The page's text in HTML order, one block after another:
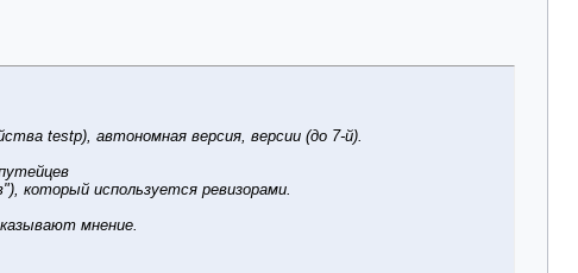
testp), автономная версия, версии (до 7-й).
который используется ревизорами.
мнение.